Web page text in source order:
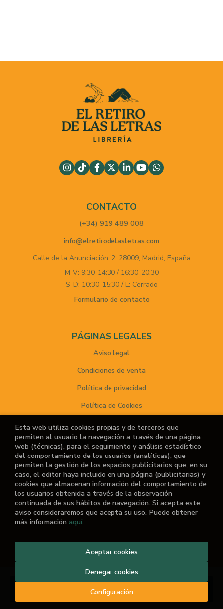
Añadir a mi cesta
CONTACTO
(+34) 919 489 008
info@elretirodelasletras.com
Calle de la Anunciación, 2, 28009, Madrid, España
M-V: 9:30-14:30 / 16:30-20:30
S-D: 10:30-15:30 / L: Cerrado
Formulario de contacto
PÁGINAS LEGALES
Aviso legal
Condiciones de venta
Política de privacidad
Política de Cookies
ATENCIÓN AL CLIENTE
Quiénes somos
Noticias
¿No encuentras el libro que buscas?
El Retiro de las Letras. Todos los Derechos
Esta web utiliza cookies propias y de terceros que
permiten al usuario la navegación a través de una página
web (técnicas), para el seguimiento y análisis estadístico
del comportamiento de los usuarios (analíticas), que
permiten la gestión de los espacios publicitarios que, en su
caso, el editor haya incluido en una página (publicitarias) y
cookies que almacenan información del comportamiento de
los usuarios obtenida a través de la observación
continuada de sus hábitos de navegación. Si acepta este
aviso consideraremos que acepta su uso. Puede obtener
más información aquí.
Configuración
Denegar cookies
Aceptar cookies